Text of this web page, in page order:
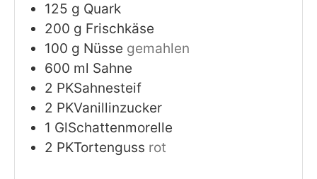
125 g Quark
200 g Frischkäse
100 g Nüsse gemahlen
600 ml Sahne
2 PKSahnesteif
2 PKVanillinzucker
1 GlSchattenmorelle
2 PKTortenguss rot